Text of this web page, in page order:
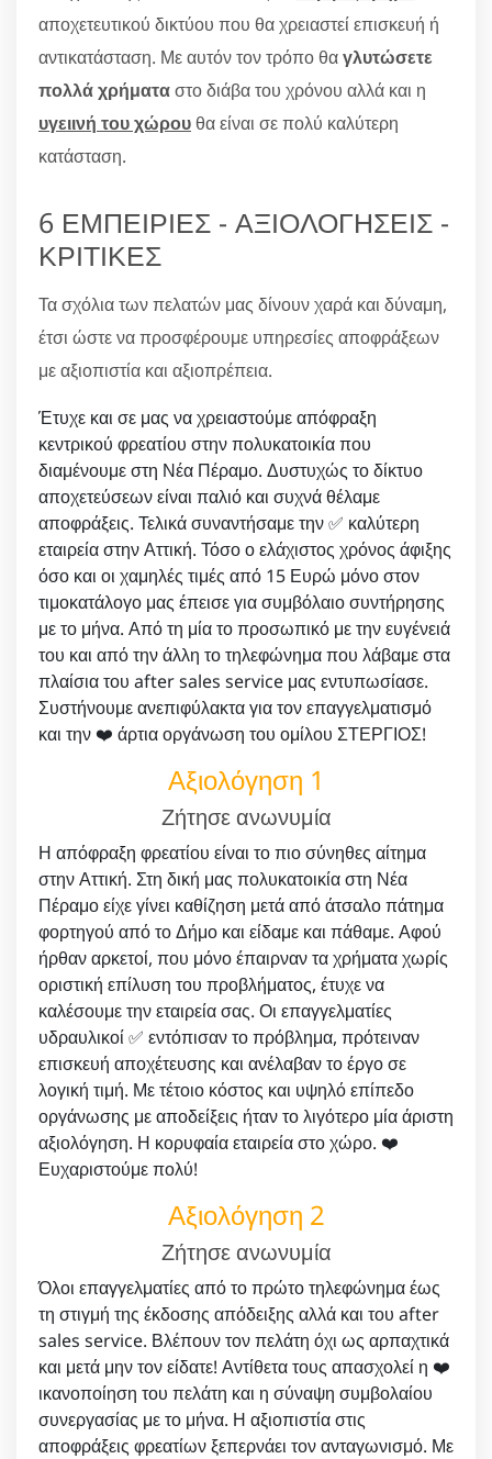
αποχετευτικού δικτύου που θα χρειαστεί επισκευή ή
αντικατάσταση. Με αυτόν τον τρόπο θαγλυτώσετε
πολλά χρήματαστο διάβα του χρόνου αλλά και η
υγειινή του χώρουθα είναι σε πολύ καλύτερη
κατάσταση.
6 ΕΜΠΕΙΡΙΕΣ - ΑΞΙΟΛΟΓΗΣΕΙΣ -
ΚΡΙΤΙΚΕΣ
Τα σχόλια των πελατών μας δίνουν χαρά και δύναμη,
έτσι ώστε να προσφέρουμε υπηρεσίες αποφράξεων
με αξιοπιστία και αξιοπρέπεια.
Έτυχε και σε μας να χρειαστούμε απόφραξη
κεντρικού φρεατίου στην πολυκατοικία που
διαμένουμε στη Νέα Πέραμο. Δυστυχώς το δίκτυο
αποχετεύσεων είναι παλιό και συχνά θέλαμε
αποφράξεις. Τελικά συναντήσαμε την ✅ καλύτερη
εταιρεία στην Αττική. Τόσο ο ελάχιστος χρόνος άφιξης
όσο και οι χαμηλές τιμές από 15 Ευρώ μόνο στον
τιμοκατάλογο μας έπεισε για συμβόλαιο συντήρησης
με το μήνα. Από τη μία το προσωπικό με την ευγένειά
του και από την άλλη το τηλεφώνημα που λάβαμε στα
πλαίσια του after sales service μας εντυπωσίασε.
Συστήνουμε ανεπιφύλακτα για τον επαγγελματισμό
και την ❤️ άρτια οργάνωση του ομίλου ΣΤΕΡΓΙΟΣ!
Αξιολόγηση 1
Ζήτησε ανωνυμία
Η απόφραξη φρεατίου είναι το πιο σύνηθες αίτημα
στην Αττική. Στη δική μας πολυκατοικία στη Νέα
Πέραμο είχε γίνει καθίζηση μετά από άτσαλο πάτημα
φορτηγού από το Δήμο και είδαμε και πάθαμε. Αφού
ήρθαν αρκετοί, που μόνο έπαιρναν τα χρήματα χωρίς
οριστική επίλυση του προβλήματος, έτυχε να
καλέσουμε την εταιρεία σας. Οι επαγγελματίες
υδραυλικοί ✅ εντόπισαν το πρόβλημα, πρότειναν
επισκευή αποχέτευσης και ανέλαβαν το έργο σε
λογική τιμή. Με τέτοιο κόστος και υψηλό επίπεδο
οργάνωσης με αποδείξεις ήταν το λιγότερο μία άριστη
αξιολόγηση. Η κορυφαία εταιρεία στο χώρο. ❤️
Ευχαριστούμε πολύ!
Αξιολόγηση 2
Ζήτησε ανωνυμία
Όλοι επαγγελματίες από το πρώτο τηλεφώνημα έως
τη στιγμή της έκδοσης απόδειξης αλλά και του after
sales service. Βλέπουν τον πελάτη όχι ως αρπαχτικά
και μετά μην τον είδατε! Αντίθετα τους απασχολεί η ❤️
ικανοποίηση του πελάτη και η σύναψη συμβολαίου
συνεργασίας με το μήνα. Η αξιοπιστία στις
αποφράξεις φρεατίων ξεπερνάει τον ανταγωνισμό. Με